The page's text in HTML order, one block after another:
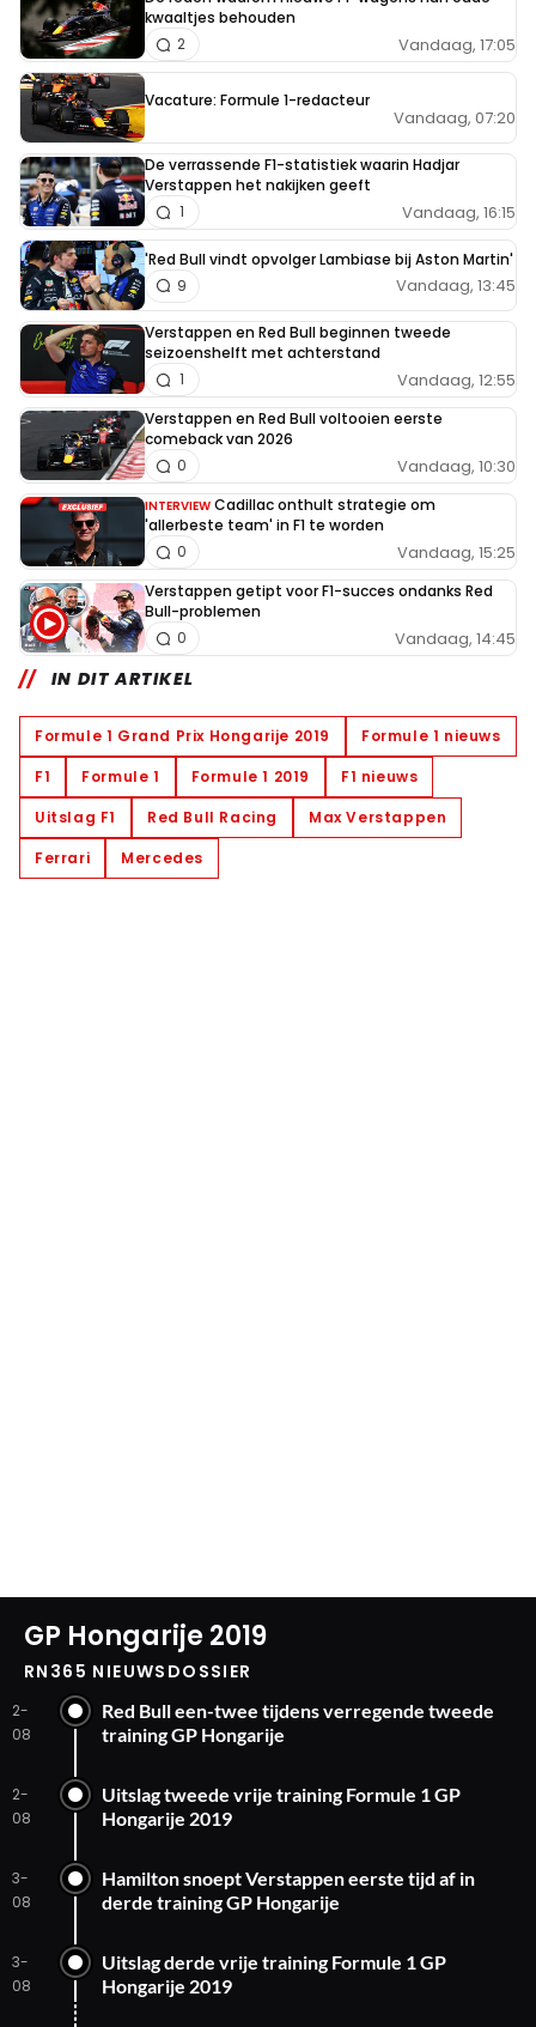
kwaaltjes behouden
Vandaag, 17:05
2
Vacature: Formule 1-redacteur
Vandaag, 07:20
De verrassende F1-statistiek waarin Hadjar
Verstappen het nakijken geeft
Vandaag, 16:15
1
'Red Bull vindt opvolger Lambiase bij Aston Martin'
Vandaag, 13:45
9
Verstappen en Red Bull beginnen tweede
seizoenshelft met achterstand
Vandaag, 12:55
1
Verstappen en Red Bull voltooien eerste
comeback van 2026
Vandaag, 10:30
0
INTERVIEW Cadillac onthult strategie om
'allerbeste team' in F1 te worden
Vandaag, 15:25
0
Verstappen getipt voor F1-succes ondanks Red
Bull-problemen
Vandaag, 14:45
0
IN DIT ARTIKEL
Formule 1 Grand Prix Hongarije 2019
Formule 1 nieuws
F1
Formule 1 Formule 1 2019
F1 nieuws
Uitslag F1
Red Bull Racing
Max Verstappen
Ferrari
Mercedes
GP Hongarije 2019
RN365 NIEUWSDOSSIER
2-
08
Red Bull een-twee tijdens verregende tweede
training GP Hongarije
2-
08
Uitslag tweede vrije training Formule 1 GP
Hongarije 2019
3-
08
Hamilton snoept Verstappen eerste tijd af in
derde training GP Hongarije
3-
08
Uitslag derde vrije training Formule 1 GP
Hongarije 2019